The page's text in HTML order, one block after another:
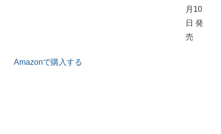
月10
日 発
売
Amazonで購入する